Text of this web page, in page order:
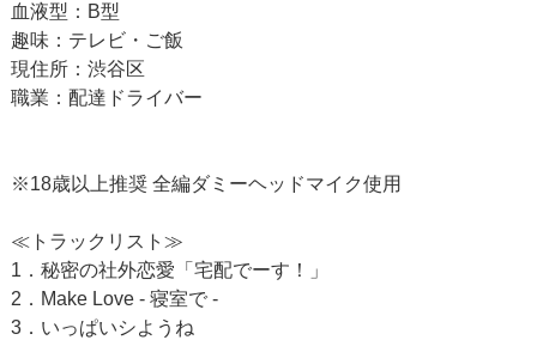
血液型：B型
趣味：テレビ・ご飯
現住所：渋谷区
職業：配達ドライバー
※18歳以上推奨 全編ダミーヘッドマイク使用
≪トラックリスト≫
1．秘密の社外恋愛「宅配でーす！」
2．Make Love - 寝室で -
3．いっぱいシようね